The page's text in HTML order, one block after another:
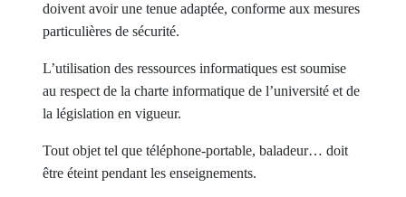
doivent avoir une tenue adaptée, conforme aux mesures
particulières de sécurité.
L’utilisation des ressources informatiques est soumise
au respect de la charte informatique de l’université et de
la législation en vigueur.
Tout objet tel que téléphone-portable, baladeur… doit
être éteint pendant les enseignements.